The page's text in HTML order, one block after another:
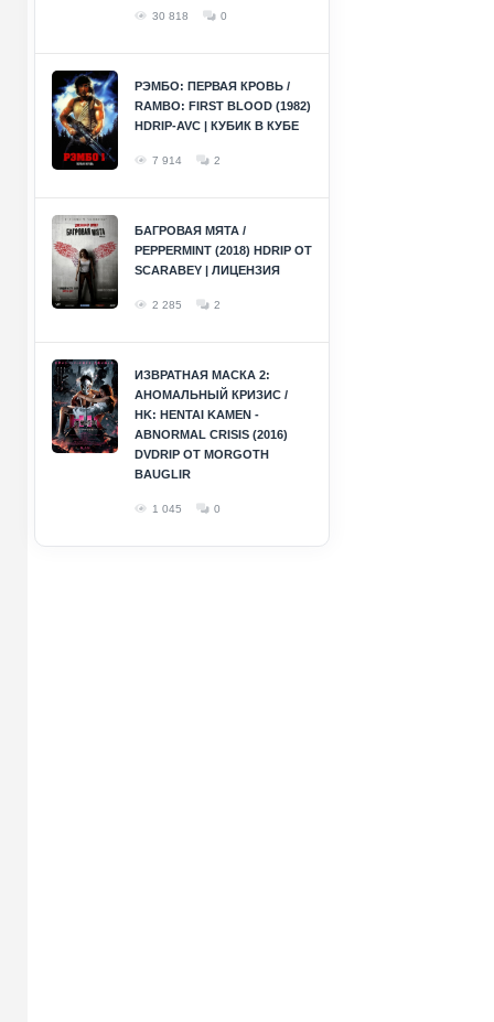
30 818 0
РЭМБО: ПЕРВАЯ КРОВЬ /
RAMBO: FIRST BLOOD (1982)
HDRIP-AVC | КУБИК В КУБЕ
7 914 2
БАГРОВАЯ МЯТА /
PEPPERMINT (2018) HDRIP ОТ
SCARABEY | ЛИЦЕНЗИЯ
2 285 2
ИЗВРАТНАЯ МАСКА 2:
АНОМАЛЬНЫЙ КРИЗИС /
HK: HENTAI KAMEN -
ABNORMAL CRISIS (2016)
DVDRIP ОТ MORGOTH
BAUGLIR
1 045 0